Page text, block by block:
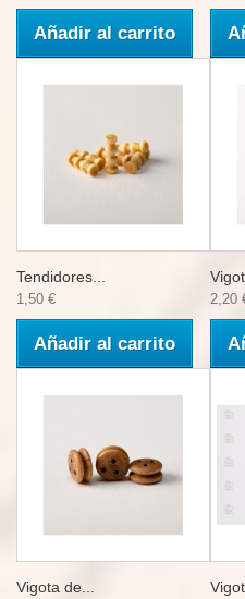
Añadir al carrito
Tendidores...
1,50 €
Añadir al carrito
2,20
Vigota de...